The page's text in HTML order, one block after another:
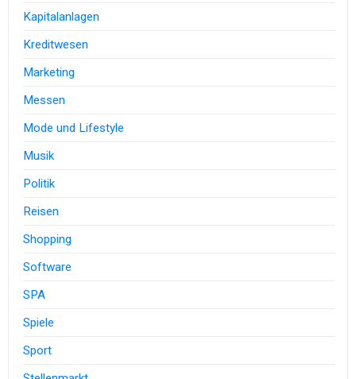
Kapitalanlagen
Kreditwesen
Marketing
Messen
Mode und Lifestyle
Musik
Politik
Reisen
Shopping
Software
SPA
Spiele
Sport